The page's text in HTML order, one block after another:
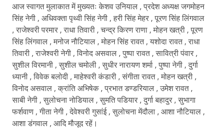
आज स्वागत मुलाकात में मुख्यतः केशव उनियाल , प्रदेश अध्यक्ष जगमोहन
सिंह नेगी , अधिवक्ता पृथ्वी सिंह नेगी , हरी सिंह मेहर , पूरण सिंह लिंगवाल
, राजेश्वरी परमार , राधा तिवारी , चन्द्र किरण राणा , मोहन खत्री , पूरण
सिंह लिंगवाल , मनोज नौटियाल , मोहन सिंह रावत , यशोदा रावत , राधा
तिवारी , राजेश्वरी नेगी , विनोद असवाल , पुष्पा रावत , सावित्री पंवार ,
सुशील विरमानी , सुशील चमोली , सुधीर नारायण शर्मा , पुष्पा नेगी , दुर्गा
ध्यानी , विवेक बलोदी , माहेश्वरी कंडारी , संगीता रावत , मोहन खत्री ,
विनोद असवाल , क्रांति अभिषेक , प्रभात डण्डरियाल , उमेश रावत ,
साबी नेगी , सुलोचना नोडियाल , सुमति पडियार , दुर्गा बहादुर , सुभागा
फर्शवाण , गीता नेगी , देवेश्वरी गुसांई , सुलोचना मेंदौला , आशा नौटियाल ,
आशा डंगवाल , आदि मौजूद रहें।